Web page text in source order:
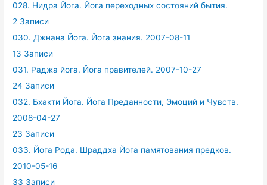
028. Нидра Йога. Йога переходных состояний бытия.
2 Записи
030. Джнана Йога. Йога знания. 2007-08-11
13 Записи
031. Раджа йога. Йога правителей. 2007-10-27
24 Записи
032. Бхакти Йога. Йога Преданности, Эмоций и Чувств.
2008-04-27
23 Записи
033. Йога Рода. Шраддха Йога памятования предков.
2010-05-16
33 Записи